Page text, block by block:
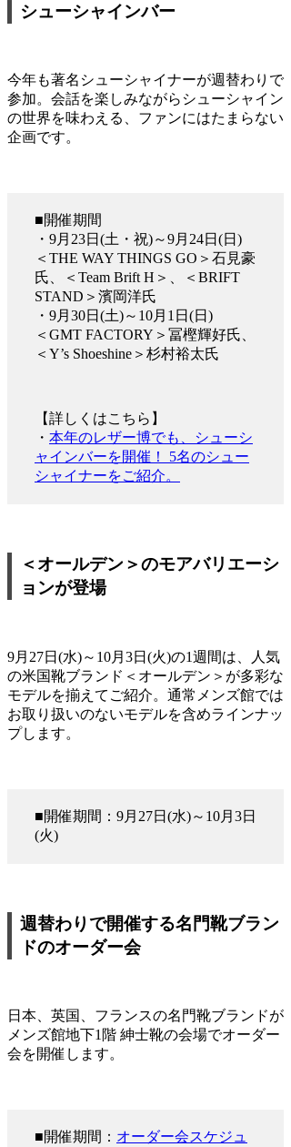
シューシャインバー
今年も著名シューシャイナーが週替わりで
参加。会話を楽しみながらシューシャイン
の世界を味わえる、ファンにはたまらない
企画です。
■開催期間
・9月23日(土・祝)～9月24日(日)
＜THE WAY THINGS GO＞石見豪
氏、＜Team Brift H＞、＜BRIFT
STAND＞濱岡洋氏
・9月30日(土)～10月1日(日)
＜GMT FACTORY＞冨樫輝好氏、
＜Y’s Shoeshine＞杉村裕太氏
【詳しくはこちら】
・ 本年のレザー博でも、シューシ
ャインバーを開催！ 5名のシュー
シャイナーをご紹介。
＜オールデン＞のモアバリエーシ
ョンが登場
9月27日(水)～10月3日(火)の1週間は、人気
の米国靴ブランド＜オールデン＞が多彩な
モデルを揃えてご紹介。通常メンズ館では
お取り扱いのないモデルを含めラインナッ
プします。
■開催期間：9月27日(水)～10月3日
(火)
週替わりで開催する名門靴ブラン
ドのオーダー会
日本、英国、フランスの名門靴ブランドが
メンズ館地下1階 紳士靴の会場でオーダー
会を開催します。
■開催期間： オーダー会スケジュ